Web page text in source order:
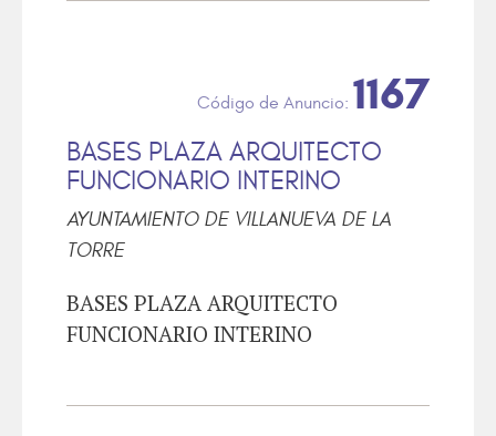
BASES PLAZA ARQUITECTO
FUNCIONARIO INTERINO
AYUNTAMIENTO DE VILLANUEVA DE LA
TORRE
1167
BASES PLAZA ARQUITECTO
FUNCIONARIO INTERINO